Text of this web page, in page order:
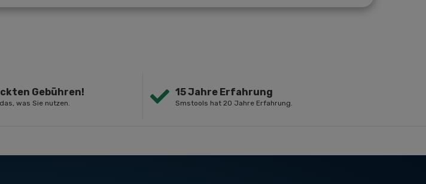
Gebühren!
was Sie nutzen.
15 Jahre Erfahrung
Smstools hat 20 Jahre Erfahrung.